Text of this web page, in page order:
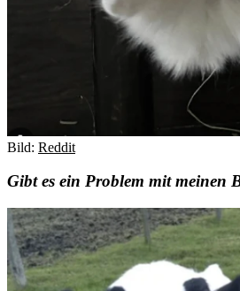
Bild: Reddit
Gibt es ein Problem mit meinen